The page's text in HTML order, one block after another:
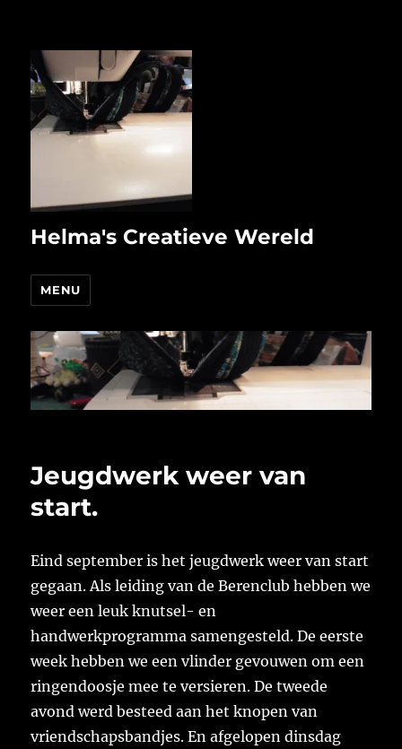
Helma's Creatieve Wereld
MENU
Jeugdwerk weer van
start.
Eind september is het jeugdwerk weer van start
gegaan. Als leiding van de Berenclub hebben we
weer een leuk knutsel- en
handwerkprogramma samengesteld. De eerste
week hebben we een vlinder gevouwen om een
ringendoosje mee te versieren. De tweede
avond werd besteed aan het knopen van
vriendschapsbandjes. En afgelopen dinsdag